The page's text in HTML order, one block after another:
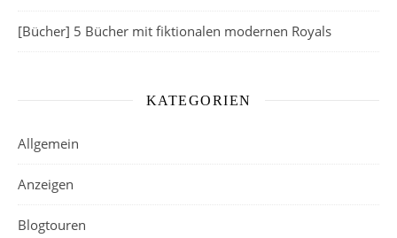
[Bücher] 5 Bücher mit fiktionalen modernen Royals
KATEGORIEN
Allgemein
Anzeigen
Blogtouren